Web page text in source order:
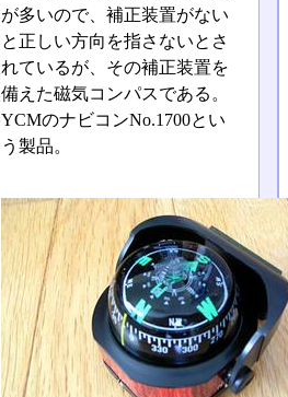
が多いので、補正装置がない
と正しい方向を指さないとさ
れているが、その補正装置を
備えた磁気コンパスである。
YCMのナビコンNo.1700とい
う製品。